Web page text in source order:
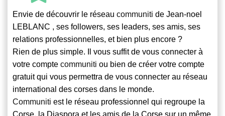
Envie de découvrir le réseau communiti de Jean-noel
LEBLANC , ses followers, ses leaders, ses amis, ses
relations professionnelles, et bien plus encore ?
Rien de plus simple. Il vous suffit de vous connecter à
votre compte communiti ou bien de créer votre compte
gratuit qui vous permettra de vous connecter au réseau
international des corses dans le monde.
Communiti est le réseau professionnel qui regroupe la